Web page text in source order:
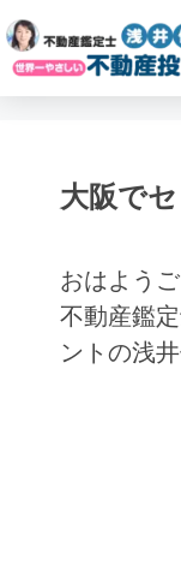
大阪で
おはようご
不動産鑑
ントの浅